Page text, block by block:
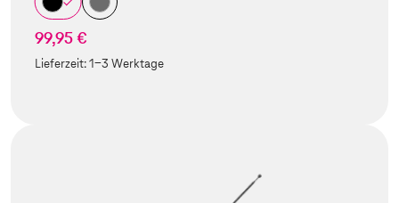
99,95 €
Lieferzeit:1-3 Werktage